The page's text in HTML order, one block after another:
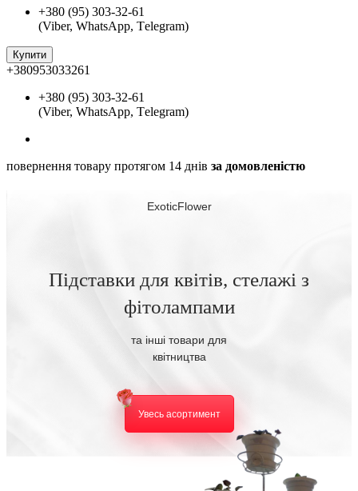
+380 (95) 303-32-61
(Viber, WhatsApp, Тelegram)
Купити
+380953033261
+380 (95) 303-32-61
(Viber, WhatsApp, Тelegram)
повернення товару протягом 14 днів за домовленістю
ExoticFlower
Підставки для квітів, стелажі з
фітолампами
та інші товари для
квітництва
Увесь асортимент